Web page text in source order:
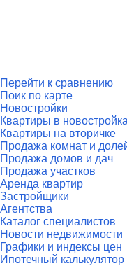
Перейти к сравнению
Поик по карте
Новостройки
Квартиры в
Квартиры на вторичке
Продажа комнат и
Продажа домов и дач
Продажа участков
Аренда квартир
Застройщики
Агентства
Каталог специалистов
Новости недвижимости
Графики и индексы цен
Ипотечный калькулятор